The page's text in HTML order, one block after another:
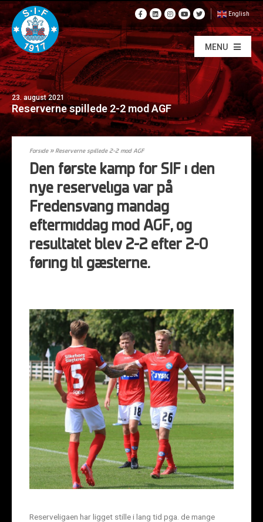
English
MENU
23. august 2021
Reserverne spillede 2-2 mod AGF
Forside»Reserverne spillede 2-2 mod AGF
Den første kamp for SIF i den
nye reserveliga var på
Fredensvang mandag
eftermiddag mod AGF, og
resultatet blev 2-2 efter 2-0
føring til gæsterne.
Reserveligaen har ligget stille i lang tid pga. de mange